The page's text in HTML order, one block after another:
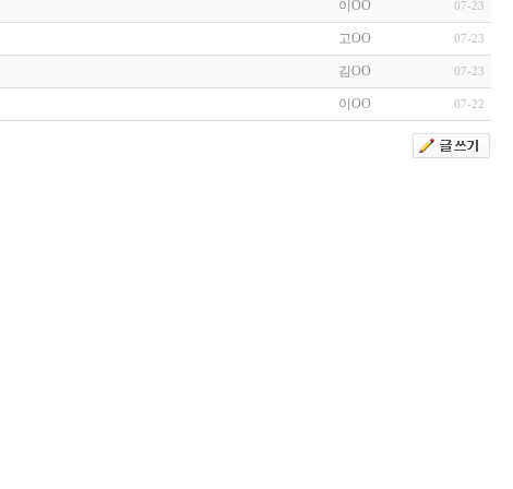
이OO 07-23
고OO 07-23
김OO 07-23
이OO 07-22